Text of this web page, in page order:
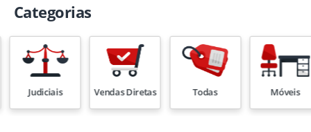
Categorias
Móveis Outros Eletrônicos